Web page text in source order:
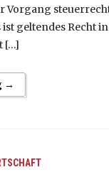
Vorgang
geltendes Recht
[…]
→